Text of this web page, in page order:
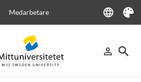
Medarbetare language
Language
Tema
person_outline
Logga in
search
Sök